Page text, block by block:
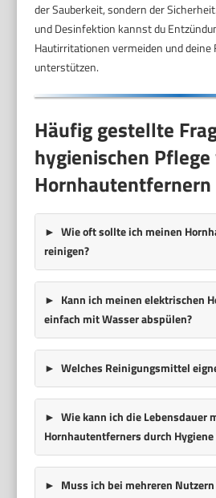
der Sauberkeit, sondern der
und Desinfektion kannst du
Hautirritationen vermeiden und deine
unterstützen.
Häufig gestellte
hygienischen Pflege
Hornhautentfernern
Wie oft sollte ich meinen
reinigen?
Kann ich meinen elektrischen
einfach mit Wasser abspülen?
Welches Reinigungsmittel
Wie kann ich die Lebensdauer
Hornhautentferners durch
Muss ich bei mehreren